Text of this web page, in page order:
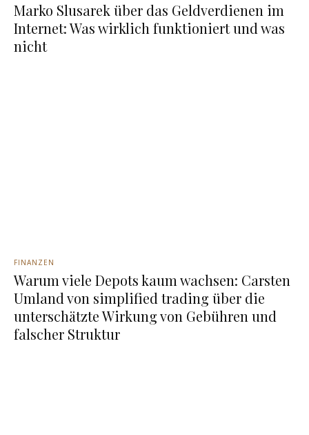
Marko Slusarek über das Geldverdienen im
Internet: Was wirklich funktioniert und was
nicht
FINANZEN
Warum viele Depots kaum wachsen: Carsten
Umland von simplified trading über die
unterschätzte Wirkung von Gebühren und
falscher Struktur